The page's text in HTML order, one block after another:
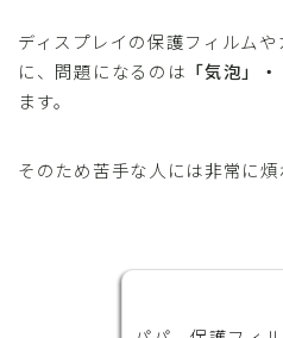
ディスプレイの保護フィルム
に、問題になるのは 「気泡」
ます。
そのため苦手な人には非常に煩